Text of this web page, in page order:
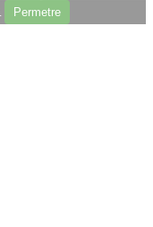
Permetre